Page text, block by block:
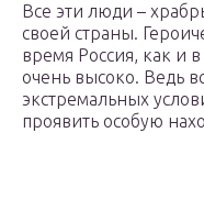
Все эти люди –
своей страны.
время Россия, как и
очень высоко. Ведь
экстремальных
проявить особую